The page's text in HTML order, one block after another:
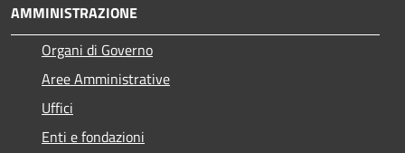
AMMINISTRAZIONE
Organi di Governo
Aree Amministrative
Uffici
Enti e fondazioni